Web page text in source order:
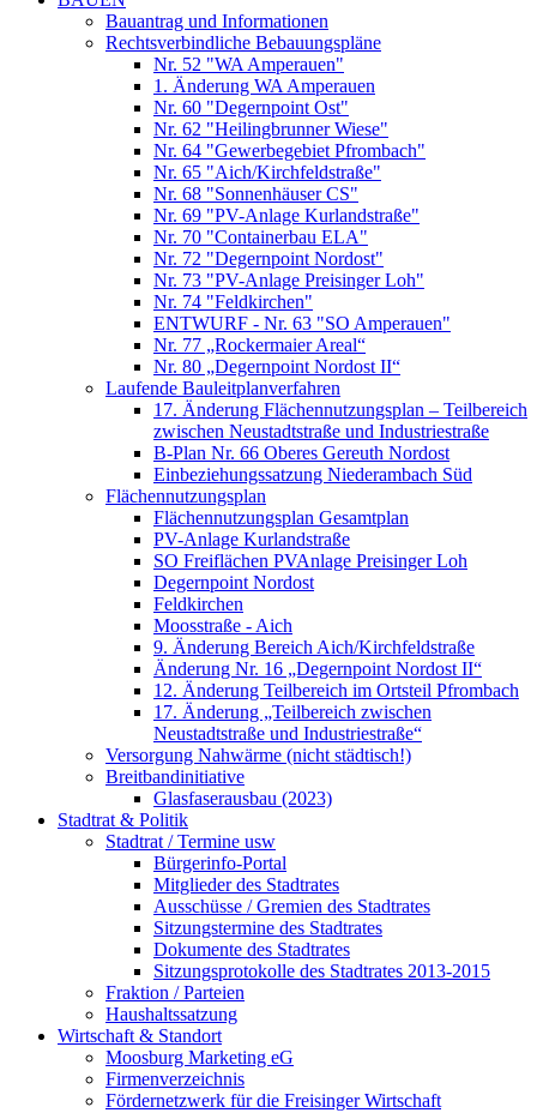
Bauantrag und Informationen
Rechtsverbindliche Bebauungspläne
Nr. 52 "WA Amperauen"
1. Änderung WA Amperauen
Nr. 60 "Degernpoint Ost"
Nr. 62 "Heilingbrunner Wiese"
Nr. 64 "Gewerbegebiet Pfrombach"
Nr. 65 "Aich/Kirchfeldstraße"
Nr. 68 "Sonnenhäuser CS"
Nr. 69 "PV-Anlage Kurlandstraße"
Nr. 70 "Containerbau ELA"
Nr. 72 "Degernpoint Nordost"
Nr. 73 "PV-Anlage Preisinger Loh"
Nr. 74 "Feldkirchen"
ENTWURF - Nr. 63 "SO Amperauen"
Nr. 77 „Rockermaier Areal“
Nr. 80 „Degernpoint Nordost II“
Laufende Bauleitplanverfahren
17. Änderung Flächennutzungsplan – Teilbereich
zwischen Neustadtstraße und Industriestraße
B-Plan Nr. 66 Oberes Gereuth Nordost
Einbeziehungssatzung Niederambach Süd
Flächennutzungsplan
Flächennutzungsplan Gesamtplan
PV-Anlage Kurlandstraße
SO Freiflächen PV­Anlage Preisinger Loh
Degernpoint Nordost
Feldkirchen
Moosstraße - Aich
9. Änderung Bereich Aich/Kirchfeldstraße
Änderung Nr. 16 „Degernpoint Nordost II“
12. Änderung Teilbereich im Ortsteil Pfrombach
17. Änderung „Teilbereich zwischen
Neustadtstraße und Industriestraße“
Versorgung Nahwärme (nicht städtisch!)
Breitbandinitiative
Glasfaserausbau (2023)
Stadtrat & Politik
Stadtrat / Termine usw
Bürgerinfo-Portal
Mitglieder des Stadtrates
Ausschüsse / Gremien des Stadtrates
Sitzungstermine des Stadtrates
Dokumente des Stadtrates
Sitzungsprotokolle des Stadtrates 2013-2015
Fraktion / Parteien
Haushaltssatzung
Wirtschaft & Standort
Moosburg Marketing eG
Firmenverzeichnis
Fördernetzwerk für die Freisinger Wirtschaft